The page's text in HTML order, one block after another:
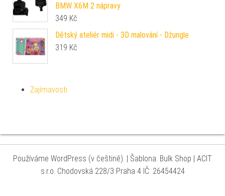
BMW X6M 2 nápravy
349 Kč
Dětský ateliér midi - 3D malování - Džungle
319 Kč
Zajímavosti
Používáme WordPress (v češtině). | Šablona: Bulk Shop | ACIT
s.r.o. Chodovská 228/3 Praha 4 IČ: 26454424